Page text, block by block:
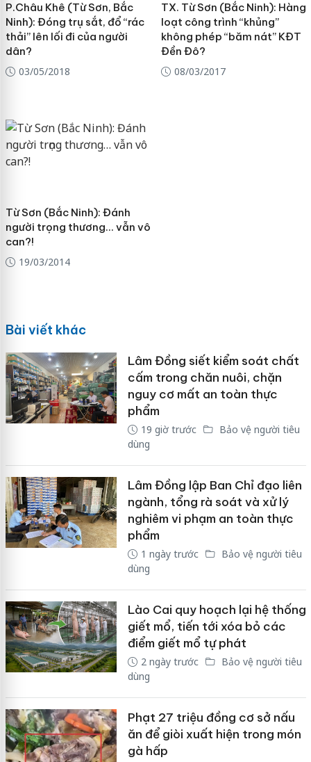
P.Châu Khê (Từ Sơn, Bắc
Ninh): Đóng trụ sắt, đổ “rác
thải” lên lối đi của người
dân?
03/05/2018
TX. Từ Sơn (Bắc Ninh): Hàng
loạt công trình “khủng”
không phép “băm nát” KĐT
Đền Đô?
08/03/2017
Từ Sơn (Bắc Ninh): Đánh
người trọng thương… vẫn vô
can?!
19/03/2014
Bài viết khác
Lâm Đồng siết kiểm soát chất
cấm trong chăn nuôi, chặn
nguy cơ mất an toàn thực
phẩm
19 giờ trước
Bảo vệ người tiêu
dùng
Lâm Đồng lập Ban Chỉ đạo liên
ngành, tổng rà soát và xử lý
nghiêm vi phạm an toàn thực
phẩm
1 ngày trước
Bảo vệ người tiêu
dùng
Lào Cai quy hoạch lại hệ thống
giết mổ, tiến tới xóa bỏ các
điểm giết mổ tự phát
2 ngày trước
Bảo vệ người tiêu
dùng
Phạt 27 triệu đồng cơ sở nấu
ăn để giòi xuất hiện trong món
gà hấp